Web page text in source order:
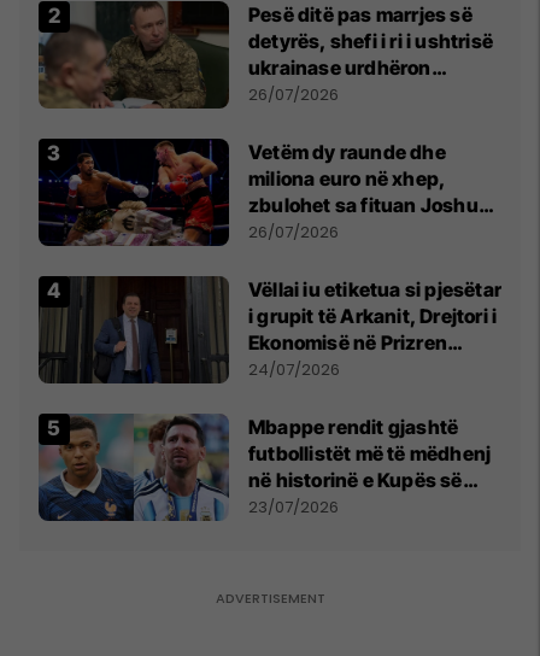
Pesë ditë pas marrjes së
detyrës, shefi i ri i ushtrisë
ukrainase urdhëron
kontroll të madh
26/07/2026
Vetëm dy raunde dhe
miliona euro në xhep,
zbulohet sa fituan Joshua
e Prenga
26/07/2026
Vëllai iu etiketua si pjesëtar
i grupit të Arkanit, Drejtori i
Ekonomisë në Prizren
mohon pretendimet
24/07/2026
Mbappe rendit gjashtë
futbollistët më të mëdhenj
në historinë e Kupës së
Botës, Messi mbetet i dyti
23/07/2026